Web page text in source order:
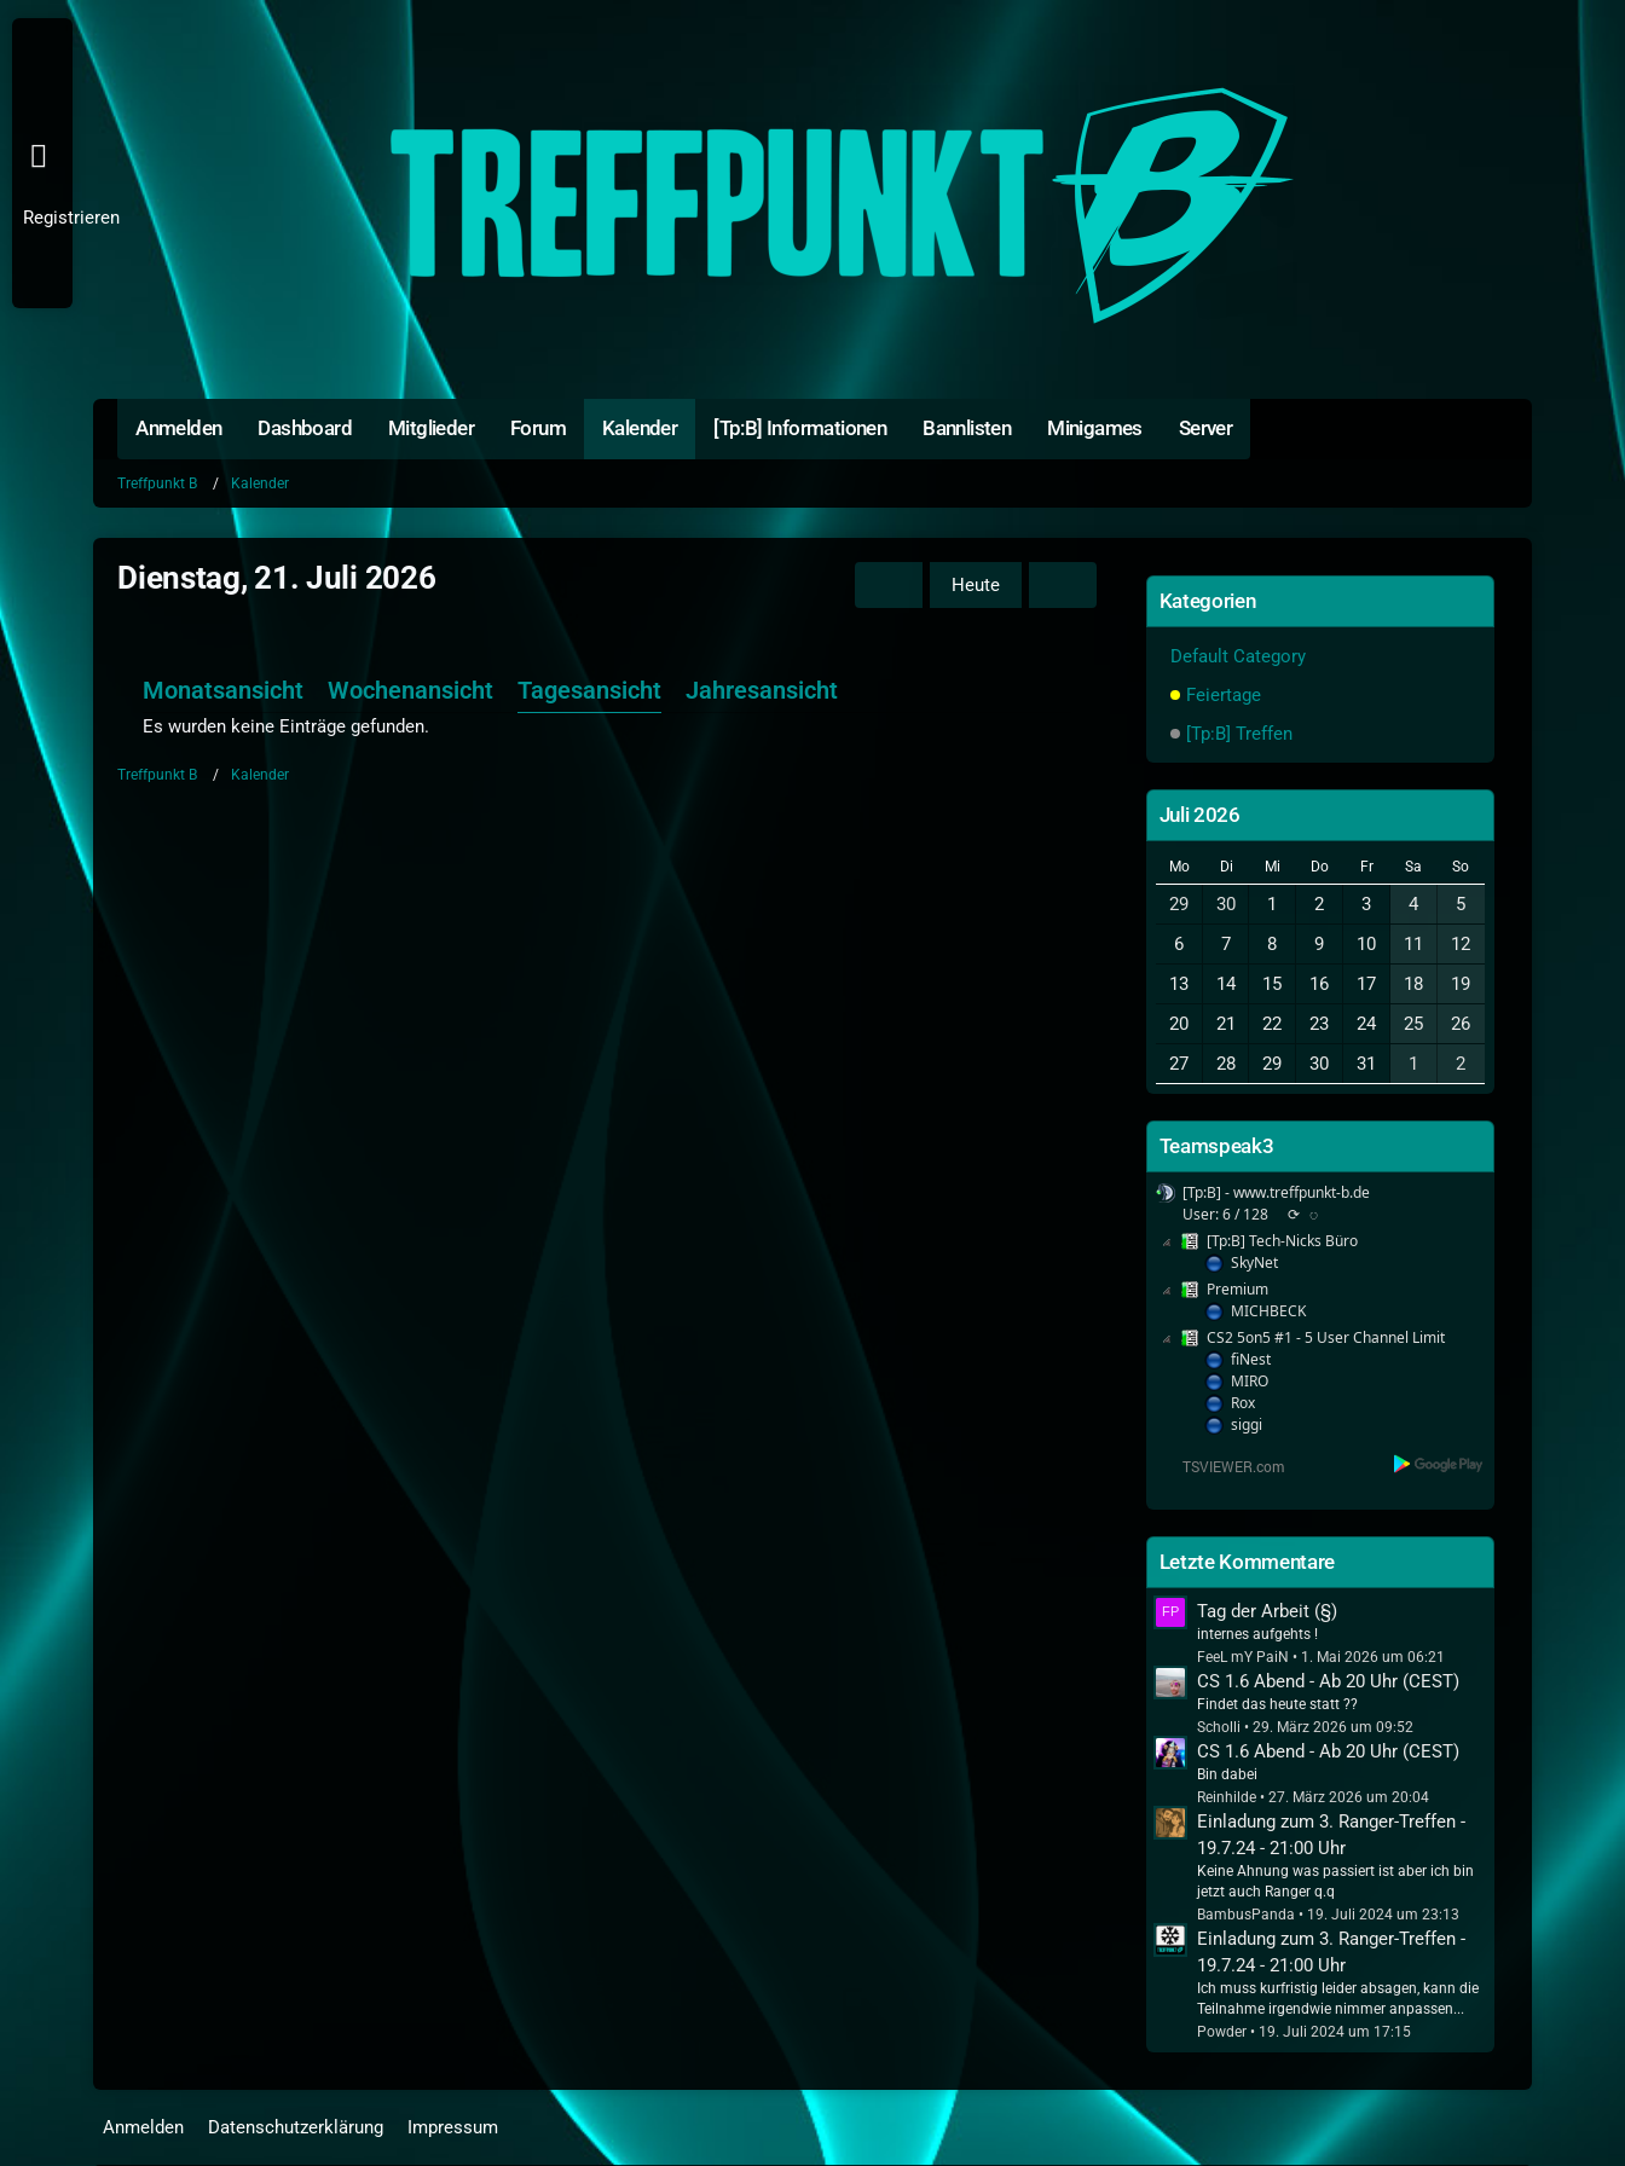
Anmelden Dashboard Mitglieder Forum Kalender [Tp:B] Informationen Bannlisten Minigames Server
Registrieren
Treffpunkt B Kalender
Dienstag, 21. Juli 2026 Heute
Monatsansicht Wochenansicht Tagesansicht Jahresansicht
Es wurden keine Einträge gefunden.
Treffpunkt B Kalender
Kategorien
Default Category
Feiertage
[Tp:B] Treffen
Juli 2026
Mo Di Mi Do Fr Sa So
29 30 1 2 3 4
5
6
7 8 9 10 11
12
13
14 15 16 17 18
19
20
21 22 23 24 25
26
27
28 29 30 31 1 2
Teamspeak3
[Tp:B] - www.treffpunkt-b.de
User: 6 / 128
⟳ ◌
[Tp:B] Tech-Nicks Büro
SkyNet
Premium
MICHBECK
CS2 5on5 #1 - 5 User Channel Limit
fiNest
MIRO
Rox
siggi
Letzte Kommentare
Tag der Arbeit (§)
internes aufgehts !
FeeL mY PaiN
1. Mai 2026 um 06:21
CS 1.6 Abend - Ab 20 Uhr (CEST)
Findet das heute statt ??
Scholli
29. März 2026 um 09:52
CS 1.6 Abend - Ab 20 Uhr (CEST)
Bin dabei
Reinhilde
27. März 2026 um 20:04
Einladung zum 3. Ranger-Treffen -
19.7.24 - 21:00 Uhr
Keine Ahnung was passiert ist aber ich bin
jetzt auch Ranger q.q
BambusPanda
19. Juli 2024 um 23:13
Einladung zum 3. Ranger-Treffen -
19.7.24 - 21:00 Uhr
Ich muss kurfristig leider absagen, kann die
Teilnahme irgendwie nimmer anpassen...
Powder
19. Juli 2024 um 17:15
Anmelden Datenschutzerklärung Impressum